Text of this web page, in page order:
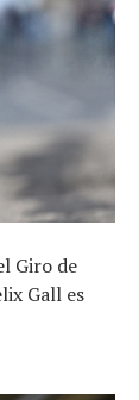
Giro de
Gall es